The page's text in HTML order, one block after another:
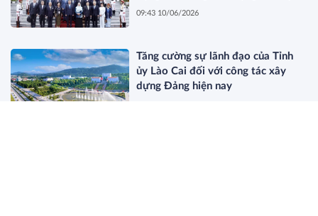
để đóng góp tích cực vào định hình
09:43 10/06/2026
Tăng cường sự lãnh đạo của Tỉnh
ủy Lào Cai đối với công tác xây
dựng Đảng hiện nay